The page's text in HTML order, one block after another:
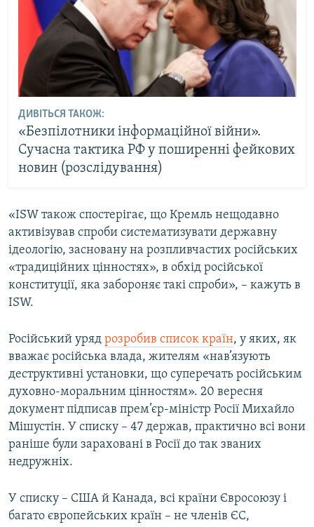
ДИВІТЬСЯ ТАКОЖ:
«Безпілотники інформаційної війни».
Сучасна тактика РФ у поширенні фейкових
новин (розслідування)
«ISW також спостерігає, що Кремль нещодавно
активізував спроби систематизувати державну
ідеологію, засновану на розпливчастих російських
«традиційних цінностях», в обхід російської
конституції, яка забороняє такі спроби», – кажуть в
ISW.
Російський уряд розробив список країн, у яких, як
вважає російська влада, жителям «нав’язують
деструктивні установки, що суперечать російським
духовно-моральним цінностям». 20 вересня
документ підписав прем’єр-міністр Росії Михайло
Мішустін. У списку – 47 держав, практично всі вони
раніше були зараховані в Росії до так званих
недружніх.
У списку – США й Канада, всі країни Євросоюзу і
багато європейських країн – не членів ЄС,